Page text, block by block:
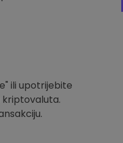
ili upotrijebite
kriptovaluta.